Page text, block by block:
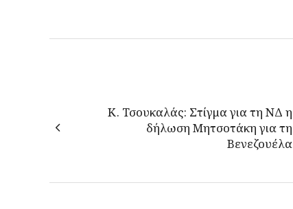
Κ. Τσουκαλάς: Στίγμα για τη ΝΔ η
δήλωση Μητσοτάκη για τη
Βενεζουέλα